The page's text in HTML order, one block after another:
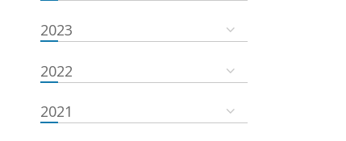
2023
2022
2021